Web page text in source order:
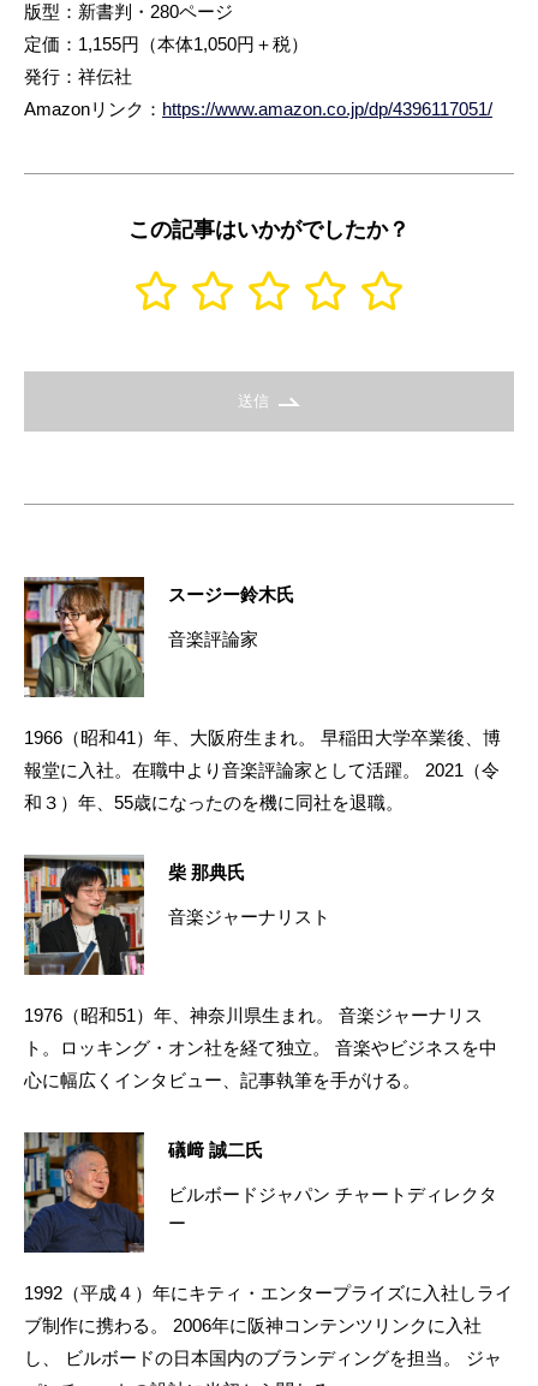
版型：新書判・280ページ
定価：1,155円（本体1,050円＋税）
発行：祥伝社
Amazonリンク： https://www.amazon.co.jp/dp/4396117051/
この記事はいかがでしたか？
送信
スージー鈴木氏
音楽評論家
1966（昭和41）年、大阪府生まれ。 早稲田大学卒業後、博
報堂に入社。在職中より音楽評論家として活躍。 2021（令
和３）年、55歳になったのを機に同社を退職。
柴 那典氏
音楽ジャーナリスト
1976（昭和51）年、神奈川県生まれ。 音楽ジャーナリス
ト。ロッキング・オン社を経て独立。 音楽やビジネスを中
心に幅広くインタビュー、記事執筆を手がける。
礒﨑 誠二氏
ビルボードジャパン チャートディレクタ
ー
1992（平成４）年にキティ・エンタープライズに入社しライ
ブ制作に携わる。 2006年に阪神コンテンツリンクに入社
し、 ビルボードの日本国内のブランディングを担当。 ジャ